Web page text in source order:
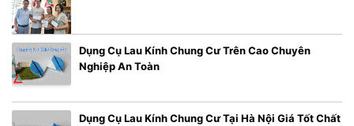
Dụng Cụ Lau Kính Chung Cư Trên Cao Chuyên
Nghiệp An Toàn
Dụng Cụ Lau Kính Chung Cư Tại Hà Nội Giá Tốt Chất